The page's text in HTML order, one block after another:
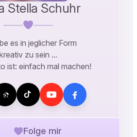
Stella Schuhr
es in jeglicher Form
zu sein …
ist: einfach mal machen!
Folge mir